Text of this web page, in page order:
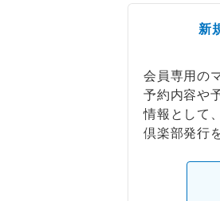
新
会員専用の
予約内容や
情報として
倶楽部発行